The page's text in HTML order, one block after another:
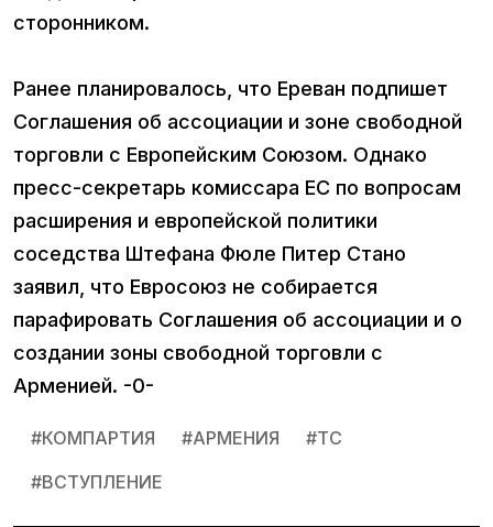
сторонником.
Ранее планировалось, что Ереван подпишет
Соглашения об ассоциации и зоне свободной
торговли с Европейским Союзом. Однако
пресс-секретарь комиссара ЕС по вопросам
расширения и европейской политики
соседства Штефана Фюле Питер Стано
заявил, что Евросоюз не собирается
парафировать Соглашения об ассоциации и о
создании зоны свободной торговли с
Арменией. -0-
#КОМПАРТИЯ #АРМЕНИЯ #ТС
#ВСТУПЛЕНИЕ